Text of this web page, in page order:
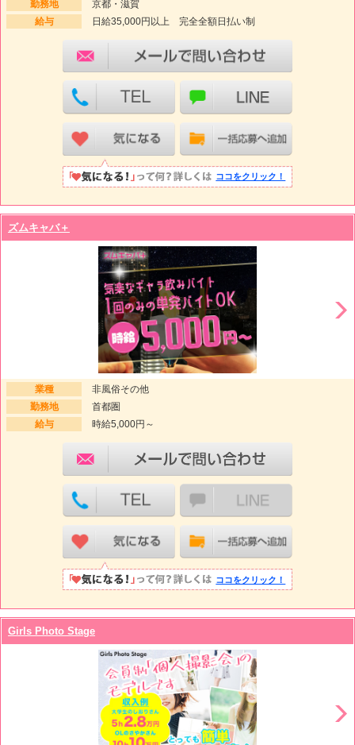
勤務地
京都・滋賀
給与
日給35,000円以上 完全全額日払い制
ココをクリック！
ズムキャバ＋
業種
非風俗その他
勤務地
首都圏
給与
時給5,000円～
ココをクリック！
Girls Photo Stage